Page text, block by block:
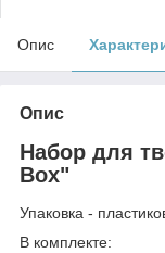
Опис
Опис
Набор для
Box"
Упаковка -
В комплекте: